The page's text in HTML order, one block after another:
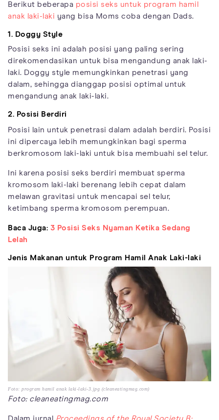
Berikut beberapa posisi seks untuk program hamil
anak laki-laki yang bisa Moms coba dengan Dads.
1. Doggy Style
Posisi seks ini adalah posisi yang paling sering
direkomendasikan untuk bisa mengandung anak laki-
laki. Doggy style memungkinkan penetrasi yang
dalam, sehingga dianggap posisi optimal untuk
mengandung anak laki-laki.
2. Posisi Berdiri
Posisi lain untuk penetrasi dalam adalah berdiri. Posisi
ini dipercaya lebih memungkinkan bagi sperma
berkromosom laki-laki untuk bisa membuahi sel telur.
Ini karena posisi seks berdiri membuat sperma
kromosom laki-laki berenang lebih cepat dalam
melawan gravitasi untuk mencapai sel telur,
ketimbang sperma kromosom perempuan.
Baca Juga: 3 Posisi Seks Nyaman Ketika Sedang
Lelah
Jenis Makanan untuk Program Hamil Anak Laki-laki
Foto: program hamil anak laki-laki-3.jpg (cleaneatingmag.com)
Foto: cleaneatingmag.com